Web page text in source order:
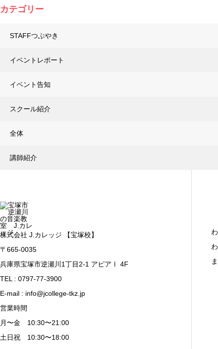
カテゴリー
STAFFつぶやき
イベントレポート
イベント告知
スクール紹介
全体
講師紹介
株式会社 J.カレッジ 【宝塚校】
〒665-0035
兵庫県宝塚市逆瀬川1丁目2-1 アピアⅠ 4F
TEL : 0797-77-3900
E-mail : info@jcollege-tkz.jp
営業時間
月〜金 10:30〜21:00
土日祝 10:30〜18:00